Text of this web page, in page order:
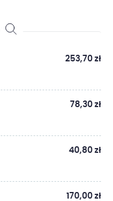
253,70 zł
78,30 zł
40,80 zł
170,00 zł